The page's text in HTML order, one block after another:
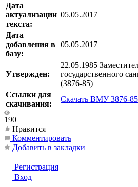
Дата
актуализации
текста:
05.05.2017
Дата
добавления в
базу:
05.05.2017
Утвержден:
22.05.1985
государственного
(3876-85)
Ссылки для
скачивания:
Скачать ВМУ 3876-
190
Нравится
Комментировать
Добавить в закладки
Регистрация
Вход